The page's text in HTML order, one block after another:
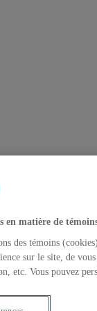
en matière de
des témoins
sur le site, de
etc. Vous pouvez